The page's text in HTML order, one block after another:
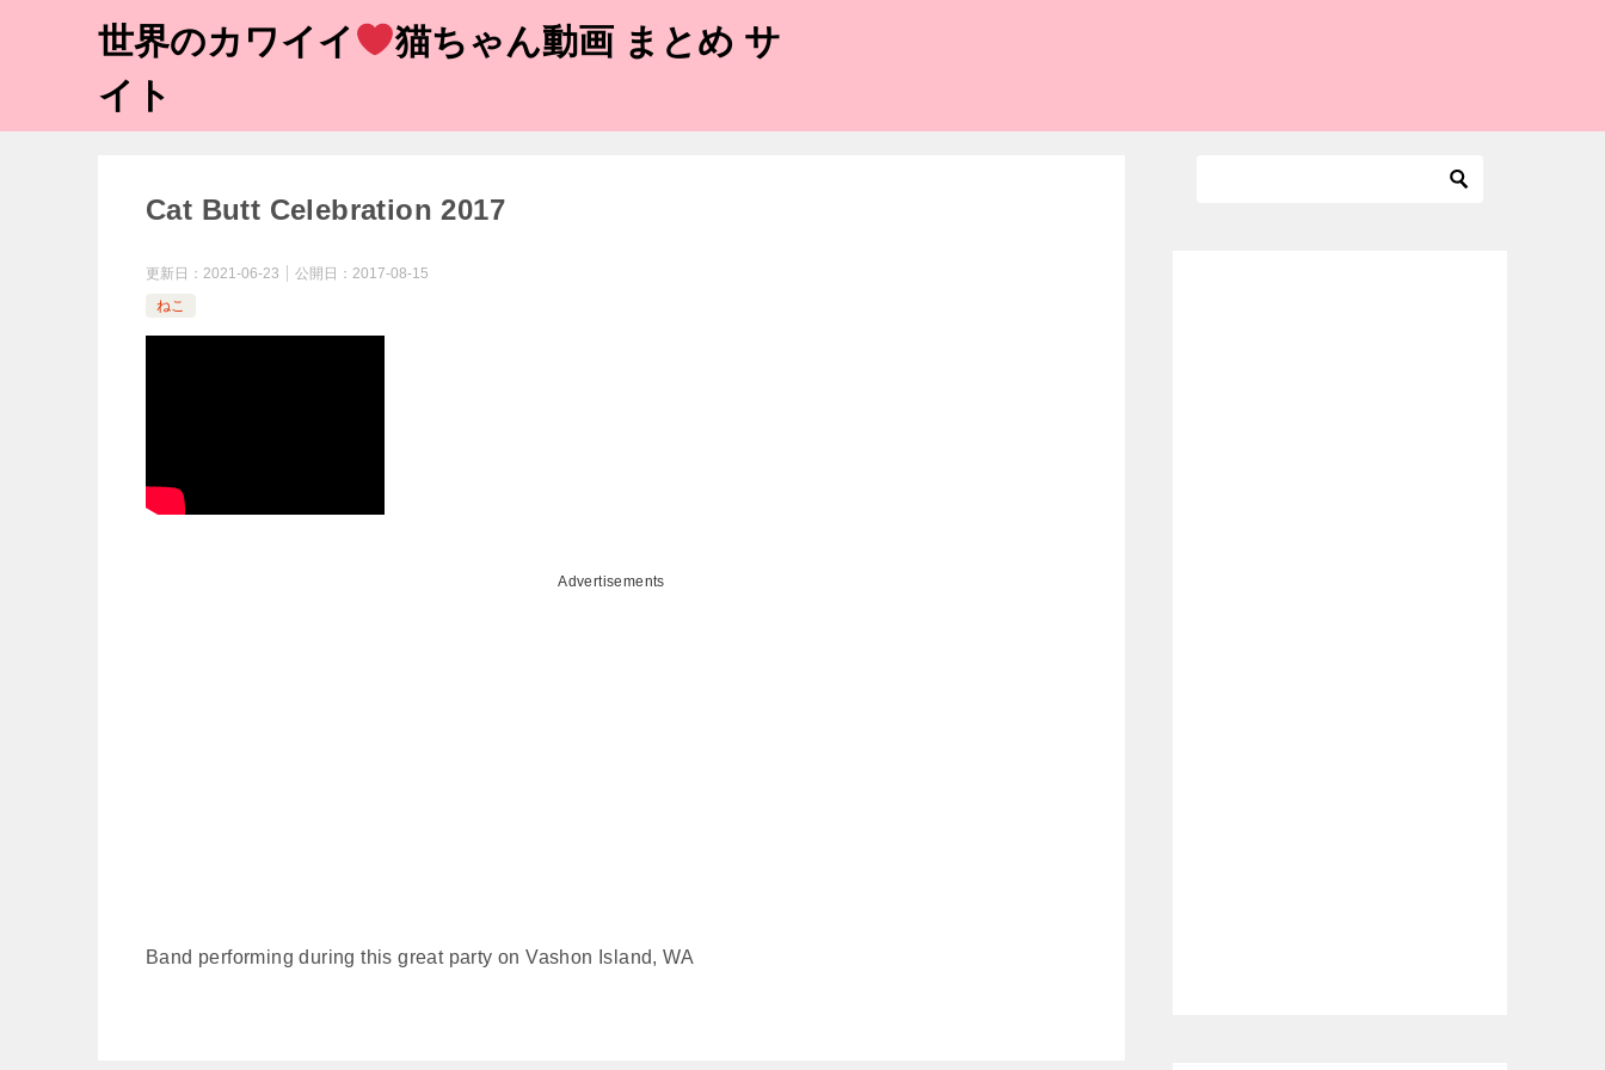
世界のカワイイ
猫ちゃん動画 まとめ サ
イト
Cat Butt Celebration 2017
更新日： 2021-06-23 公開日： 2017-08-15
ねこ
Advertisements
Band performing during this great party on Vashon Island, WA